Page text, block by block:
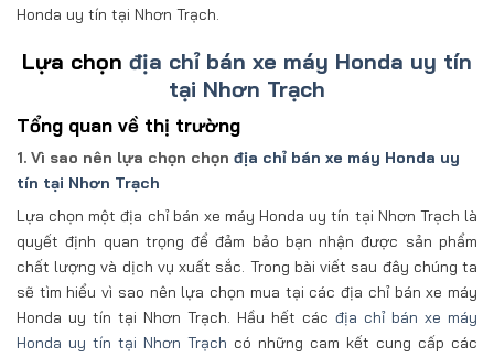
Honda uy tín tại Nhơn Trạch.
Lựa chọn địa chỉ bán xe máy Honda uy tín
tại Nhơn Trạch
Tổng quan về thị trường
1. Vì sao nên lựa chọn chọn địa chỉ bán xe máy Honda uy
tín tại Nhơn Trạch
Lựa chọn một địa chỉ bán xe máy Honda uy tín tại Nhơn Trạch là
quyết định quan trọng để đảm bảo bạn nhận được sản phẩm
chất lượng và dịch vụ xuất sắc. Trong bài viết sau đây chúng ta
sẽ tìm hiểu vì sao nên lựa chọn mua tại các địa chỉ bán xe máy
Honda uy tín tại Nhơn Trạch. Hầu hết các địa chỉ bán xe máy
Honda uy tín tại Nhơn Trạch có những cam kết cung cấp các